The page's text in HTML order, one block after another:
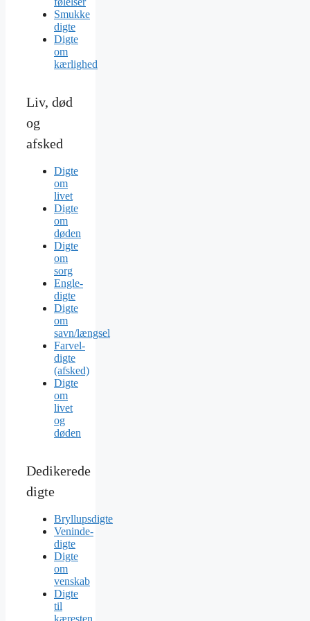
Smukke
digte
Digte
om
kærlighed
Liv, død
og
afsked
Digte
om
livet
Digte
om
døden
Digte
om
sorg
Engle-
digte
Digte
om
savn/længsel
Farvel-
digte
(afsked)
Digte
om
livet
og
døden
Dedikerede
digte
Bryllupsdigte
Veninde-
digte
Digte
om
venskab
Digte
til